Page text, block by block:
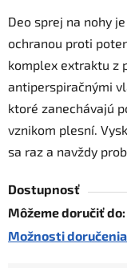
Deo sprej na nohy
ochranou proti
komplex extraktu z
antiperspiračnými
ktoré zanechávajú
vznikom plesní.
sa raz a navždy
Dostupnosť
Môžeme doručiť do:
Možnosti doručenia